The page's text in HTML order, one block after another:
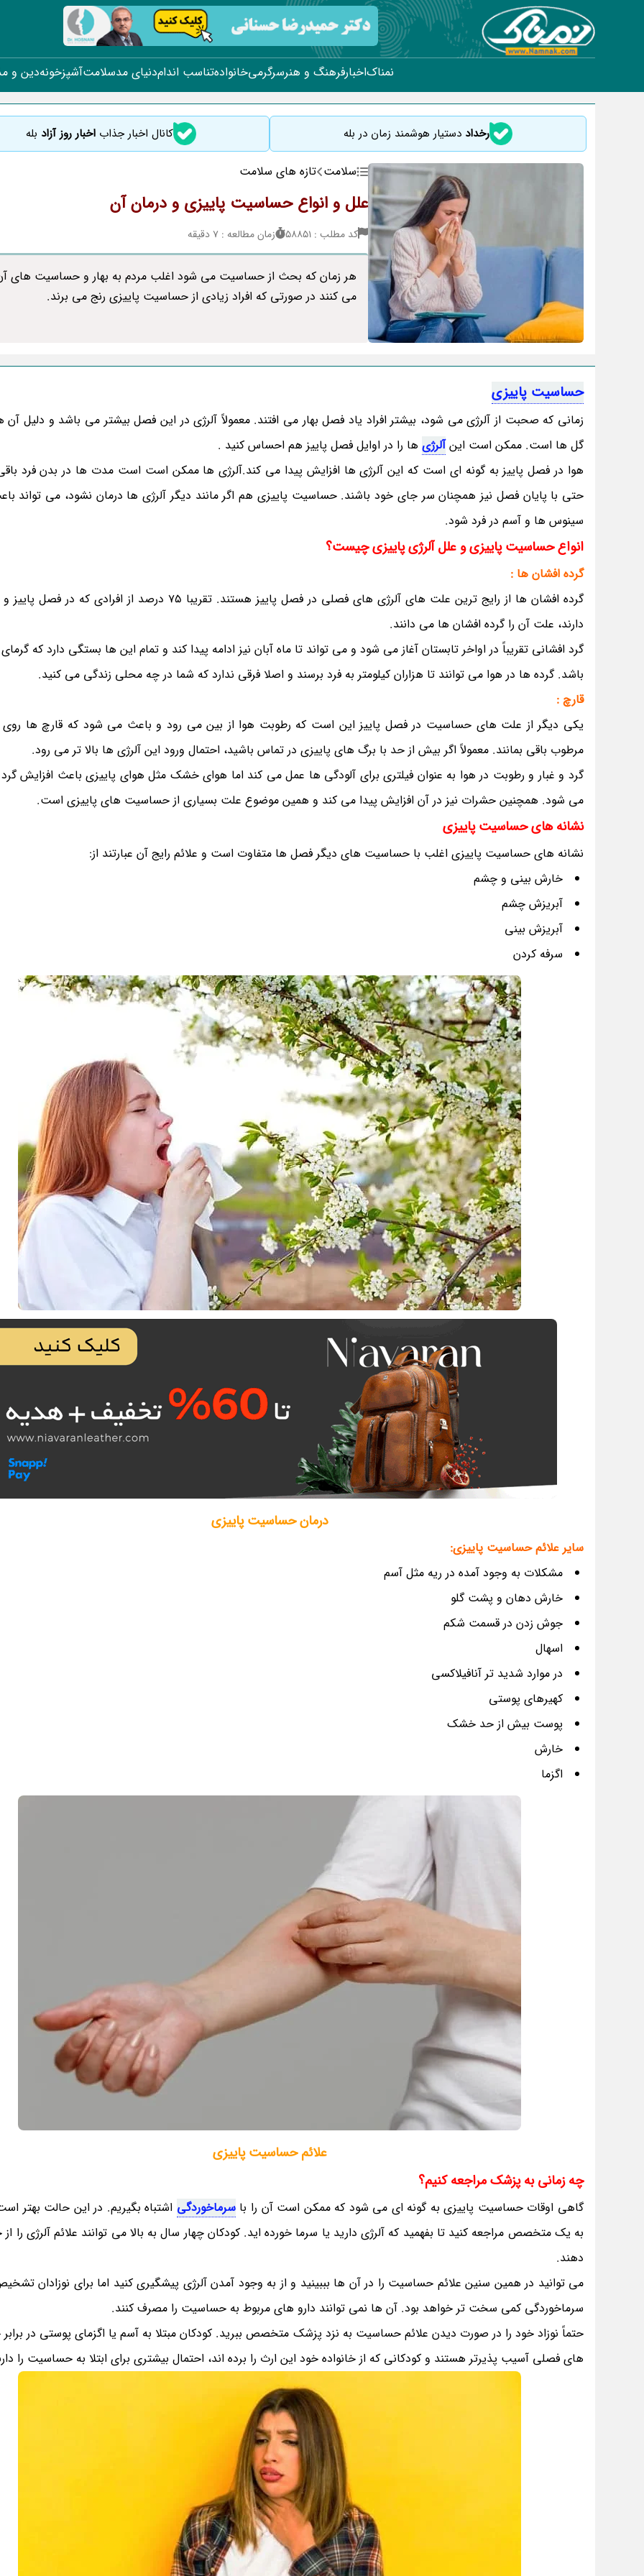
نمناکاخبارفرهنگ و هنرسرگرمیخانوادهتناسب اندامدنیای مدسلامتآشپزخونهدین و
رخداد دستیار هوشمند زمان در بله کانال اخبار جذاب اخبار روز آزاد بله
سلامت تازه های سلامت
علل و انواع حساسیت پاییزی و درمان آن
کد مطلب : 58851 زمان مطالعه : 7 دقیقه
هر زمان که بحث از حساسیت می شود اغلب مردم به بهار و حساسیت های
می کنند در صورتی که افراد زیادی از حساسیت پاییزی رنج می برند.
حساسیت پاییزی
زمانی که صحبت از آلرژی می شود، بیشتر افراد یاد فصل بهار می افتند. معمولاً آلرژی در این فصل بیشتر می باشد و دلیل
گل ها است. ممکن است اینآلرژی ها را در اوایل فصل پاییز هم احساس کنید .
هوا در فصل پاییز به گونه ای است که این آلرژی ها افزایش پیدا می کند.آلرژی ها ممکن است است مدت ها در بدن فرد
حتی با پایان فصل نیز همچنان سر جای خود باشند. حساسیت پاییزی هم اگر مانند دیگر آلرژی ها درمان نشود، می تواند
سینوس ها و آسم در فرد شود.
انواع حساسیت پاییزی و علل آلرژی پاییزی چیست؟
گرده افشان ها :
گرده افشان ها از رایج ترین علت های آلرژی های فصلی در فصل پاییز هستند. تقریبا 75 درصد از
دارند، علت آن را گرده افشان ها می دانند.
گرد افشانی تقریباً در اواخر تابستان آغاز می شود و می تواند تا ماه آبان نیز ادامه پیدا کند و تمام این ها بستگی دارد که
باشد. گرده ها در هوا می توانند تا هزاران کیلومتر به فرد برسند و اصلا فرقی ندارد که شما در چه محلی زندگی می کنید.
قارچ :
یکی دیگر از علت های حساسیت در فصل پاییز این است که رطوبت هوا از بین می رود و باعث می شود که قارچ ها
مرطوب باقی بمانند. معمولاً اگر بیش از حد با برگ های پاییزی در تماس باشید، احتمال ورود این آلرژی ها بالا تر می رود.
گرد و غبار و رطوبت در هوا به عنوان فیلتری برای آلودگی ها عمل می کند اما هوای خشک مثل هوای پاییزی باعث افزایش گرد
می شود. همچنین حشرات نیز در آن افزایش پیدا می کند و همین موضوع علت بسیاری از حساسیت های پاییزی است.
نشانه های حساسیت پاییزی
نشانه های حساسیت پاییزی اغلب با حساسیت های دیگر فصل ها متفاوت است و علائم رایج آن عبارتند از:
خارش بینی و چشم
آبریزش چشم
آبریزش بینی
سرفه کردن
درمان حساسیت پاییزی
سایر علائم حساسیت پاییزی:
مشکلات به وجود آمده در ریه مثل آسم
خارش دهان و پشت گلو
جوش زدن در قسمت شکم
اسهال
در موارد شدید تر آنافیلاکسی
کهیرهای پوستی
پوست بیش از حد خشک
خارش
اگزما
علائم حساسیت پاییزی
چه زمانی به پزشک مراجعه کنیم؟
گاهی اوقات حساسیت پاییزی به گونه ای می شود که ممکن است آن را باسرماخوردگی اشتباه بگیریم. در این حالت بهتر
به یک متخصص مراجعه کنید تا بفهمید که آلرژی دارید یا سرما خورده اید. کودکان چهار سال به بالا می توانند علائم آلرژی را
دهند.
می توانید در همین سنین علائم حساسیت را در آن ها بببینید و از به وجود آمدن آلرژی پیشگیری کنید اما برای نوزادان
سرماخوردگی کمی سخت تر خواهد بود. آن ها نمی توانند دارو های مربوط به حساسیت را مصرف کنند.
حتماً نوزاد خود را در صورت دیدن علائم حساسیت به نزد پزشک متخصص ببرید. کودکان مبتلا به آسم یا اگزمای پوستی در
های فصلی آسیب پذیرتر هستند و کودکانی که از خانواده خود این ارث را برده اند، احتمال بیشتری برای ابتلا به حساسیت را